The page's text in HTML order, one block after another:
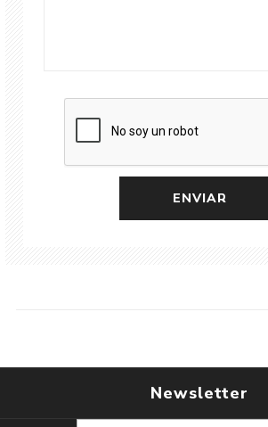
Newsletter